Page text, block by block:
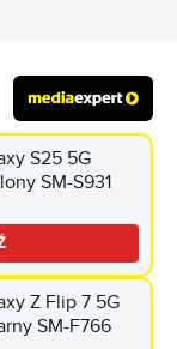
S25 5G
SM-S931
Z Flip 7 5G
SM-F766